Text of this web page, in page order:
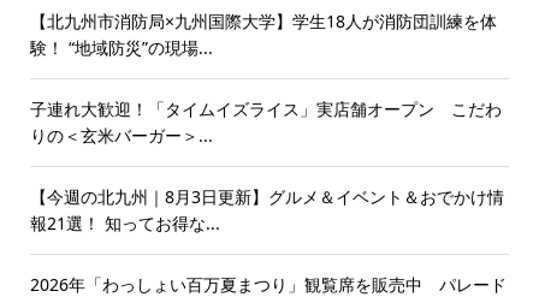
【北九州市消防局×九州国際大学】学生18人が消防団訓練を体
験！ “地域防災”の現場...
子連れ大歓迎！「タイムイズライス」実店舗オープン こだわ
りの＜玄米バーガー＞...
【今週の北九州｜8月3日更新】グルメ＆イベント＆おでかけ情
報21選！ 知ってお得な...
2026年「わっしょい百万夏まつり」観覧席を販売中 パレード